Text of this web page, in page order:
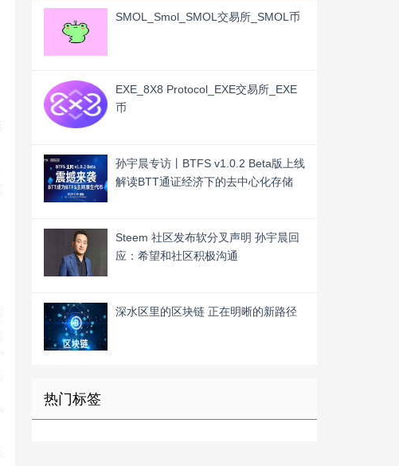
SMOL_Smol_SMOL交易所_SMOL币
EXE_8X8 Protocol_EXE交易所_EXE
币
孙宇晨专访丨BTFS v1.0.2 Beta版上线
解读BTT通证经济下的去中心化存储
Steem 社区发布软分叉声明 孙宇晨回
应：希望和社区积极沟通
深水区里的区块链 正在明晰的新路径
热门标签